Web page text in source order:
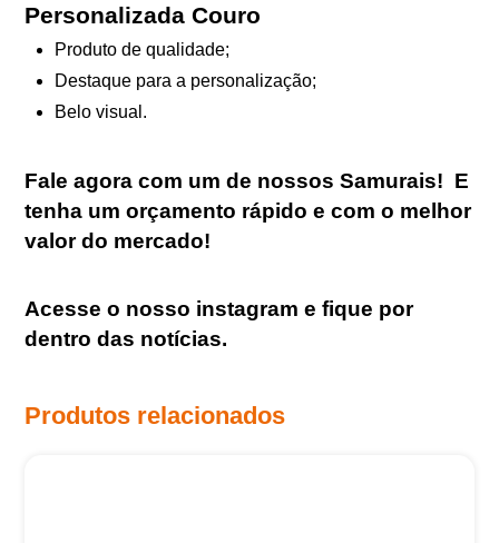
Personalizada Couro
Produto de qualidade;
Destaque para a personalização;
Belo visual.
Fale agora com um de nossos Samurais! E
tenha um orçamento rápido e com o melhor
valor do mercado!
Acesse o nosso instagram e fique por
dentro das notícias.
Produtos relacionados